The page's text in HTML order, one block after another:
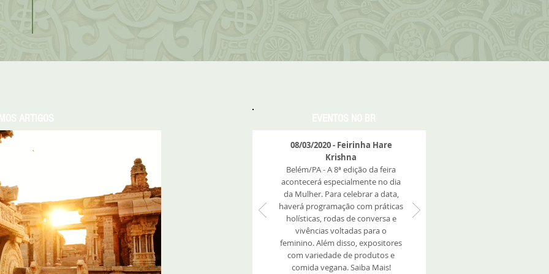
08/03/2020 - Feirinha Hare
Krishna
Belém/PA - A 8ª edição da feira
acontecerá especialmente no dia
da Mulher. Para celebrar a data,
haverá programação com práticas
holísticas, rodas de conversa e
vivências voltadas para o
feminino. Além disso, expositores
com variedade de produtos e
comida vegana. Saiba Mais!